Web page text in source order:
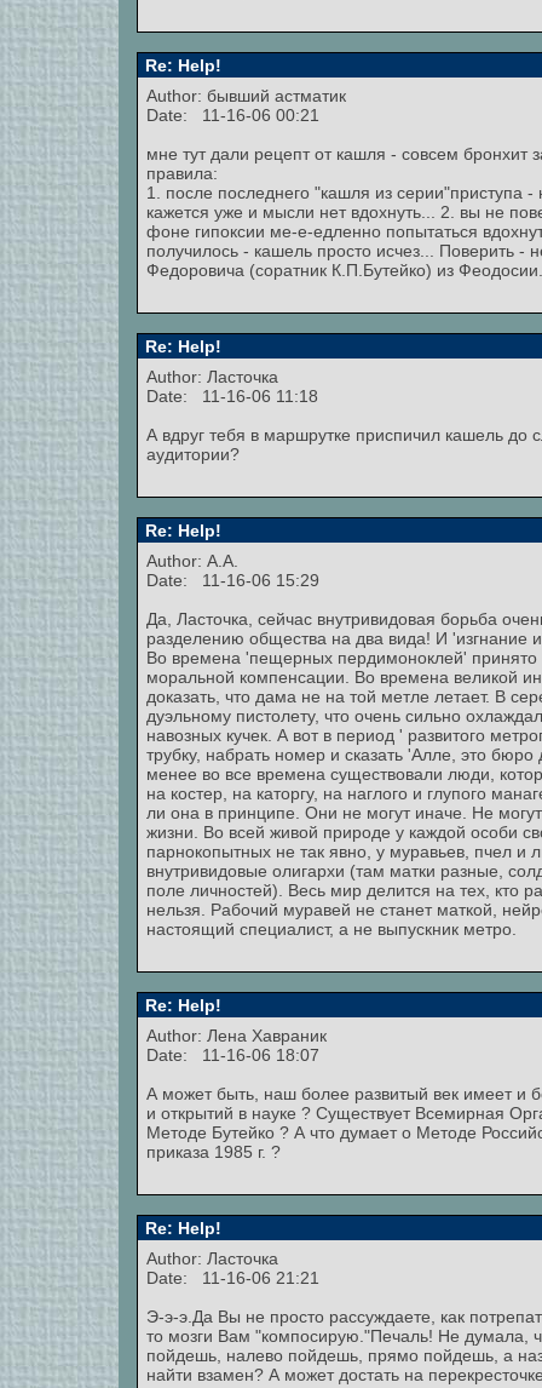
Re: Help!
Author: бывший астматик
Date: 11-16-06 00:21
мне тут дали рецепт от кашля - совсем бронхит
правила:
1. после последнего "кашля из серии"приступа
кажется уже и мысли нет вдохнуть... 2. вы не
фоне гипоксии ме-е-едленно попытаться
получилось - кашель просто исчез... Поверить
Федоровича (соратник К.П.Бутейко) из Феодосии.
Re: Help!
Author: Ласточка
Date: 11-16-06 11:18
А вдруг тебя в маршрутке приспичил кашель до
аудитории?
Re: Help!
Author: А.А.
Date: 11-16-06 15:29
Да, Ласточка, сейчас внутривидовая борьба
разделению общества на два вида! И 'изгнание
Во времена 'пещерных пердимоноклей' принято
моральной компенсации. Во времена великой
доказать, что дама не на той метле летает. В
дуэльному пистолету, что очень сильно
навозных кучек. А вот в период ' развитого
трубку, набрать номер и сказать 'Алле, это
менее во все времена существовали люди,
на костер, на каторгу, на наглого и глупого
ли она в принципе. Они не могут иначе. Не
жизни. Во всей живой природе у каждой особи
парнокопытных не так явно, у муравьев, пчел и
внутривидовые олигархи (там матки разные,
поле личностей). Весь мир делится на тех, кто
нельзя. Рабочий муравей не станет маткой,
настоящий специалист, а не выпускник метро.
Re: Help!
Author: Лена Хавраник
Date: 11-16-06 18:07
А может быть, наш более развитый век имеет и
и открытий в науке ? Существует Всемирная
Методе Бутейко ? А что думает о Методе
приказа 1985 г. ?
Re: Help!
Author: Ласточка
Date: 11-16-06 21:21
Э-э-э.Да Вы не просто рассуждаете, как
то мозги Вам "компосирую."Печаль! Не думала,
пойдешь, налево пойдешь, прямо пойдешь, а
найти взамен? А может достать на